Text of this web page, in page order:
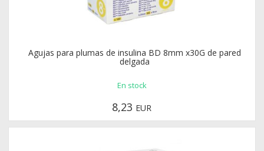
Agujas para plumas de insulina BD 8mm x30G de pared
delgada
En stock
8,23 EUR